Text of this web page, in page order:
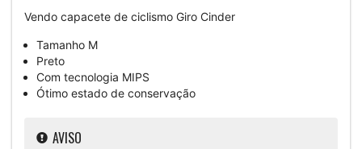
Vendo capacete de ciclismo Giro Cinder
Tamanho M
Preto
Com tecnologia MIPS
Ótimo estado de conservação
AVISO